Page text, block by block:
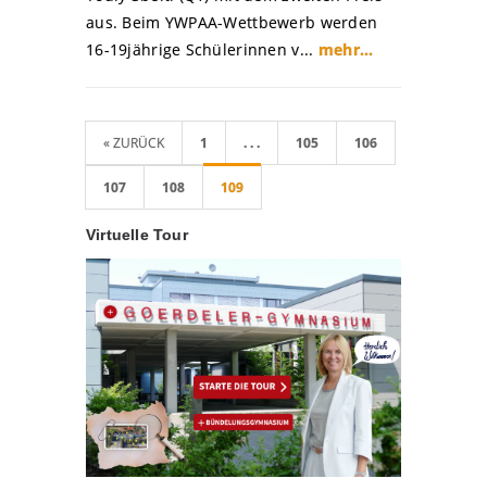
aus. Beim YWPAA-Wettbewerb werden
16-19jährige Schülerinnen v... mehr...
« ZURÜCK 1 . . . 105 106
107 108 109
Virtuelle Tour